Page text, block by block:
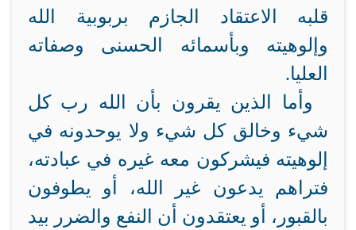
قلبه الاعتقاد الجازم بربوبية الله
وإلوهيته وبأسمائه الحسنى وصفاته
العليا.
وأما الذين يقرون بأن الله رب كل
شيء وخالق كل شيء ولا يوحدونه في
إلوهيته فيشركون معه غيره في عبادته،
فتراهم يدعون غير الله، أو يطوفون
بالقبور، أو يعتقدون أن النفع والضرر بيد